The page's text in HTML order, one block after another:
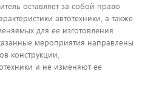
оставляет за собой право
автотехники, а также
для ее изготовления
мероприятия направлены
конструкции,
и не изменяют ее